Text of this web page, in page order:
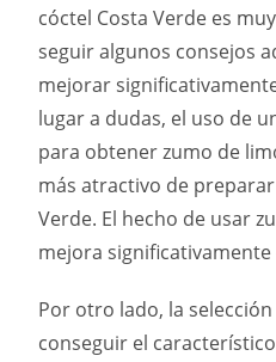
cóctel Costa Verde es
seguir algunos consejos
mejorar
lugar a dudas, el uso de
para obtener zumo de
más atractivo de
Verde. El hecho de usar
mejora
Por otro lado, la
conseguir el